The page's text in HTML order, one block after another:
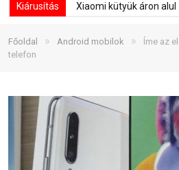
Kiárusítás Xiaomi kütyük áron alul
Főoldal » Android mobilok »
Íme az
telefon